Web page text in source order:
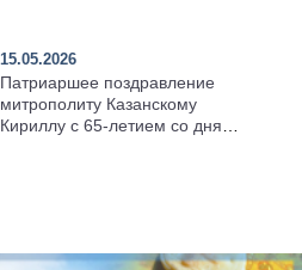
15.05.2026
Патриаршее поздравление
митрополиту Казанскому
Кириллу с 65-летием со дня